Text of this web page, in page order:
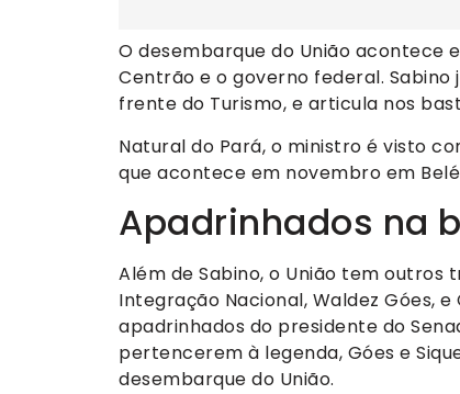
O desembarque do União acontece
Centrão e o governo federal.
frente do Turismo, e articula nos
Natural do Pará, o ministro é visto
que acontece em novembro em
Apadrinhados na
Além de Sabino, o União tem outros
Integração Nacional, Waldez Góes,
apadrinhados do presidente do
pertencerem à legenda, Góes e
desembarque do União.